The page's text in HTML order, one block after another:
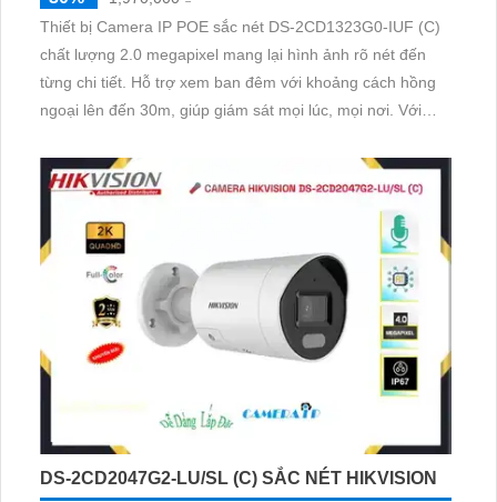
Thiết bị Camera IP POE sắc nét DS-2CD1323G0-IUF (C)
chất lượng 2.0 megapixel mang lại hình ảnh rõ nét đến
từng chi tiết. Hỗ trợ xem ban đêm với khoảng cách hồng
ngoại lên đến 30m, giúp giám sát mọi lúc, mọi nơi. Với
chất lượng dù hoạt động liên tục
DS-2CD2047G2-LU/SL (C) SẮC NÉT HIKVISION